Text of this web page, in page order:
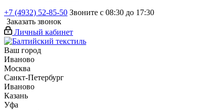
+7 (4932) 52-85-50 Звоните с 08:30 до 17:30
Заказать звонок
Личный кабинет
Ваш город
Иваново
Москва
Санкт-Петербург
Иваново
Казань
Уфа